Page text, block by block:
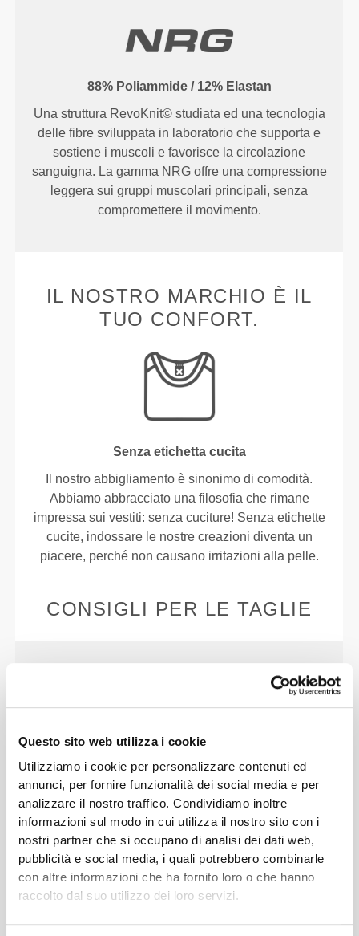
Questo sito web utilizza i cookie
Utilizziamo i cookie per personalizzare contenuti ed
annunci, per fornire funzionalità dei social media e per
analizzare il nostro traffico. Condividiamo inoltre
informazioni sul modo in cui utilizza il nostro sito con i
nostri partner che si occupano di analisi dei dati web,
pubblicità e social media, i quali potrebbero combinarle
con altre informazioni che ha fornito loro o che hanno
raccolto dal suo utilizzo dei loro servizi.
88% Poliammide / 12% Elastan
Una struttura RevoKnit© studiata ed una tecnologia
delle fibre sviluppata in laboratorio che supporta e
sostiene i muscoli e favorisce la circolazione
sanguigna. La gamma NRG offre una compressione
leggera sui gruppi muscolari principali, senza
compromettere il movimento.
IL NOSTRO MARCHIO È IL
TUO CONFORT.
Senza etichetta cucita
Il nostro abbigliamento è sinonimo di comodità.
Abbiamo abbracciato una filosofia che rimane
impressa sui vestiti: senza cuciture! Senza etichette
cucite, indossare le nostre creazioni diventa un
piacere, perché non causano irritazioni alla pelle.
CONSIGLI PER LE TAGLIE
Aderente